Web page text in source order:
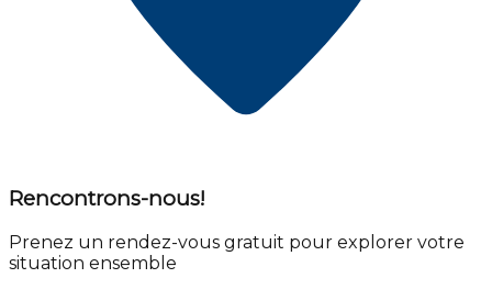
Rencontrons-nous!
Prenez un rendez-vous gratuit pour explorer votre
situation ensemble